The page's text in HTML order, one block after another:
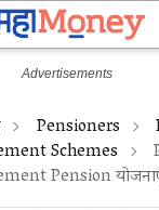
Pensioners
Schemes
Pension